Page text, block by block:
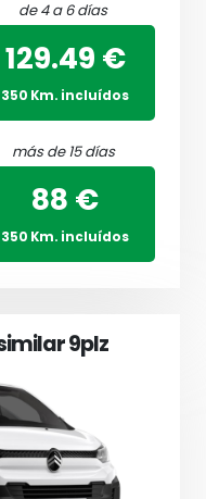
de 4 a 6 días
129.49 €
350 Km. incluídos
más de 15 días
88 €
350 Km. incluídos
9plz